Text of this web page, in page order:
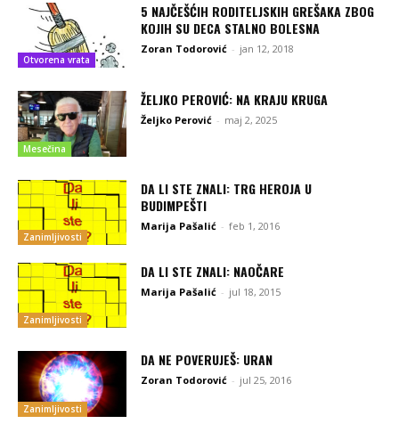
Otvorena vrata
5 NAJČEŠĆIH RODITELJSKIH GREŠAKA ZBOG
KOJIH SU DECA STALNO BOLESNA
Zoran Todorović - jan 12, 2018
Mesečina
ŽELJKO PEROVIĆ: NA KRAJU KRUGA
Željko Perović - maj 2, 2025
Zanimljivosti
DA LI STE ZNALI: TRG HEROJA U
BUDIMPEŠTI
Marija Pašalić - feb 1, 2016
Zanimljivosti
DA LI STE ZNALI: NAOČARE
Marija Pašalić - jul 18, 2015
Zanimljivosti
DA NE POVERUJEŠ: URAN
Zoran Todorović - jul 25, 2016